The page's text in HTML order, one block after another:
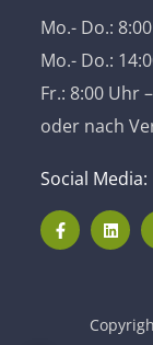
Mo.- Do.:
Mo.- Do.:
Fr.: 8:00 Uhr
oder nach
Social Media: